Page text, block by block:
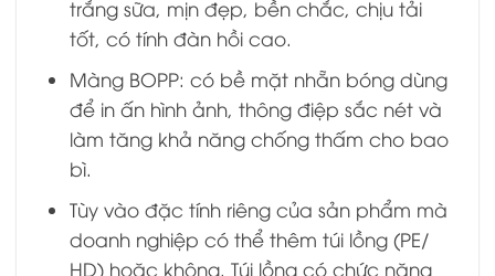
trắng sữa, mịn đẹp, bền chắc, chịu tải
tốt, có tính đàn hồi cao.
Màng BOPP: có bề mặt nhẵn bóng dùng
để in ấn hình ảnh, thông điệp sắc nét và
làm tăng khả năng chống thấm cho bao
bì.
Tùy vào đặc tính riêng của sản phẩm mà
doanh nghiệp có thể thêm túi lồng (PE/
HD) hoặc không. Túi lồng có chức năng